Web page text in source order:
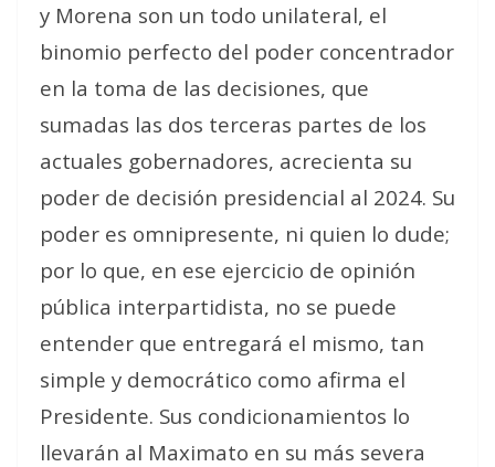
y Morena son un todo unilateral, el
binomio perfecto del poder concentrador
en la toma de las decisiones, que
sumadas las dos terceras partes de los
actuales gobernadores, acrecienta su
poder de decisión presidencial al 2024. Su
poder es omnipresente, ni quien lo dude;
por lo que, en ese ejercicio de opinión
pública interpartidista, no se puede
entender que entregará el mismo, tan
simple y democrático como afirma el
Presidente. Sus condicionamientos lo
llevarán al Maximato en su más severa